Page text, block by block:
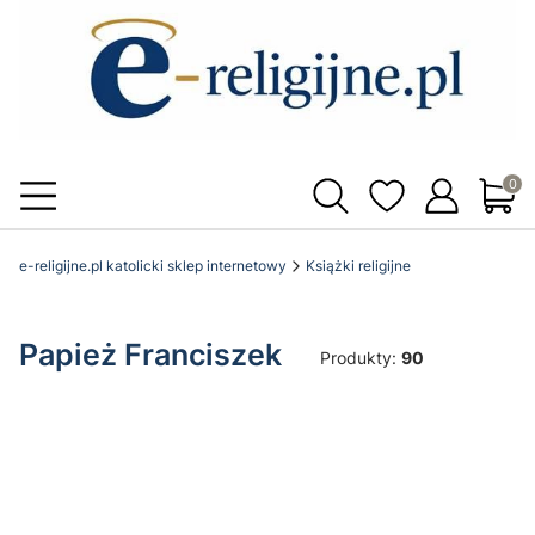
e-religijne.pl katolicki sklep internetowy Książki religijne
Papież Franciszek Produkty: 90